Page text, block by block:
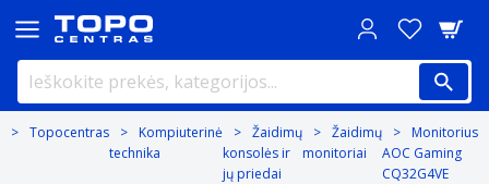
Topocentras
Kompiuterinė
technika
Žaidimų
konsolės ir
jų priedai
Žaidimų
monitoriai
Monitorius
AOC Gaming
CQ32G4VE